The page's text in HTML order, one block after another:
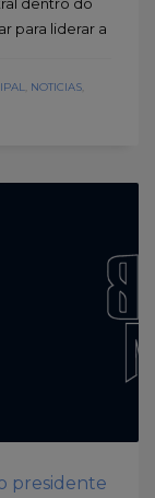
para liderar a
NOTICIAS
presidente